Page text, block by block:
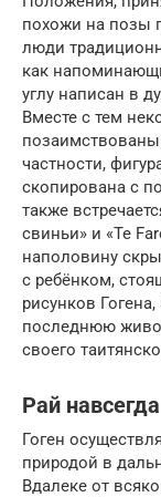
похожи на позы
люди
как
углу написан в
Вместе с тем
частности,
скопирована с
также
свиньи» и «Te
наполовину
с ребёнком,
рисунков
последнюю
своего
Рай навсегда
Гоген
природой в
Вдалеке от